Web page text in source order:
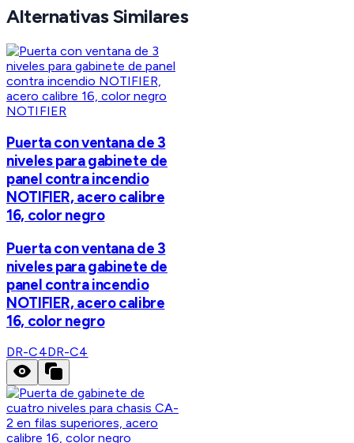
Alternativas Similares
NOTIFIER
Puerta con ventana de 3
niveles para gabinete de
panel contra incendio
NOTIFIER, acero calibre
16, color negro
Puerta con ventana de 3
niveles para gabinete de
panel contra incendio
NOTIFIER, acero calibre
16, color negro
DR-C4DR-C4